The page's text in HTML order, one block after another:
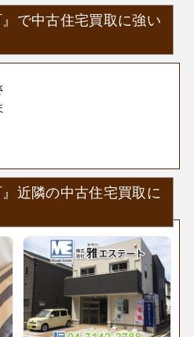
で中古住宅買取に強い
近隣の中古住宅買取に